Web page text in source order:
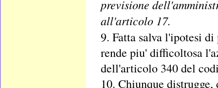
previsione
all'articolo 17.
9. Fatta salva l'ipotesi
rende piu' difficoltosa
dell'articolo 340 del
10. Chiunque